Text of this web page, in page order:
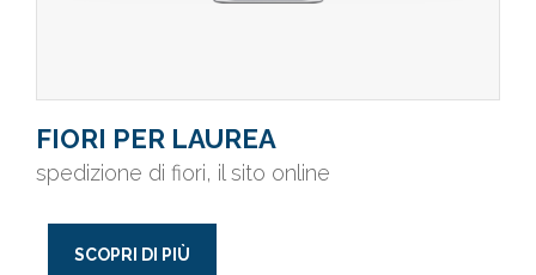
FIORI PER LAUREA
spedizione di fiori, il sito online
SCOPRI DI PIÙ